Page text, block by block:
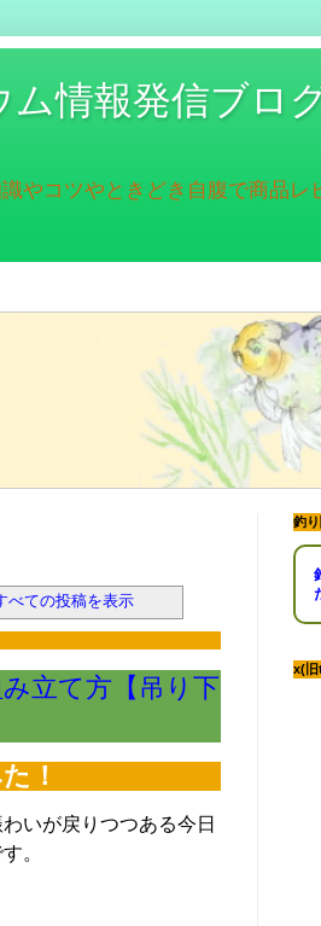
情報発信ブロ
やコツやときどき自腹で商品レ
べての投稿を表示
立て方【吊り下
！
いが戻りつつある今日
。
釣
x(旧